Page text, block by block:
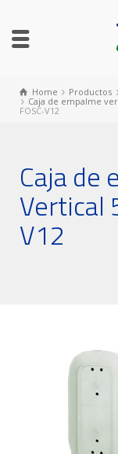
Home Productos
Caja de empalme
FOSC-V12
Caja de
Vertical
V12